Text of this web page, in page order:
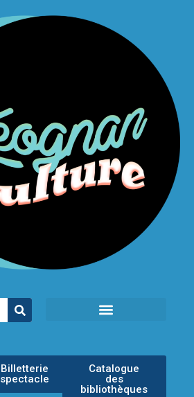
Billetterie
spectacle
Catalogue
des
bibliothèques